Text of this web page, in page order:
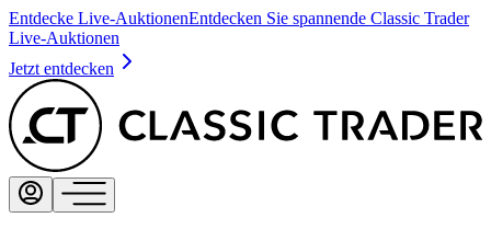
Entdecke Live-AuktionenEntdecken Sie spannende Classic Trader
Live-Auktionen
Jetzt entdecken